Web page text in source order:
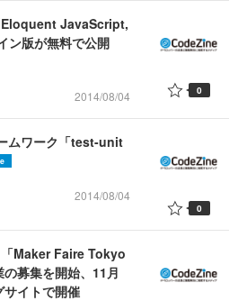
Eloquent JavaScript,
ン版が無料で公開
2014/08/04 0
ムワーク「test-unit
2014/08/04
0
Maker Faire Tokyo
募集を開始、11月
イトで開催